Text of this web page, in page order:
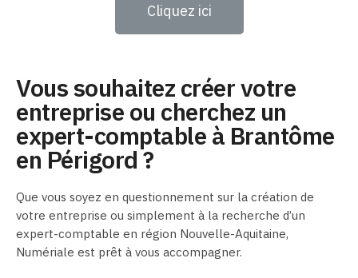
Cliquez ici
Vous souhaitez créer votre
entreprise ou cherchez un
expert-comptable à Brantôme
en Périgord ?
Que vous soyez en questionnement sur la création de
votre entreprise ou simplement à la recherche d’un
expert-comptable en région Nouvelle-Aquitaine,
Numériale est prêt à vous accompagner.